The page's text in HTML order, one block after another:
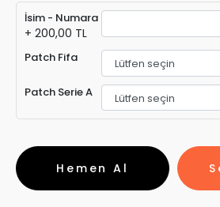
İsim - Numara
+ 200,00 TL
Patch Fifa
Patch Serie A
Hemen Al